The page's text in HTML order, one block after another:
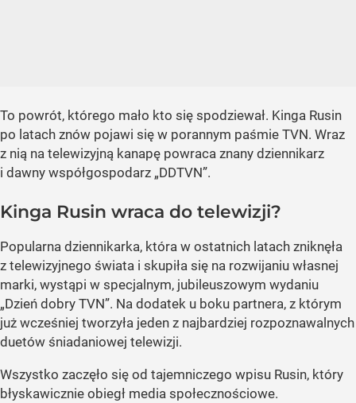
To powrót, którego mało kto się spodziewał. Kinga Rusin
po latach znów pojawi się w porannym paśmie TVN. Wraz
z nią na telewizyjną kanapę powraca znany dziennikarz
i dawny współgospodarz „DDTVN”.
Kinga Rusin wraca do telewizji?
Popularna dziennikarka, która w ostatnich latach zniknęła
z telewizyjnego świata i skupiła się na rozwijaniu własnej
marki, wystąpi w specjalnym, jubileuszowym wydaniu
„Dzień dobry TVN”. Na dodatek u boku partnera, z którym
już wcześniej tworzyła jeden z najbardziej rozpoznawalnych
duetów śniadaniowej telewizji.
Wszystko zaczęło się od tajemniczego wpisu Rusin, który
błyskawicznie obiegł media społecznościowe.